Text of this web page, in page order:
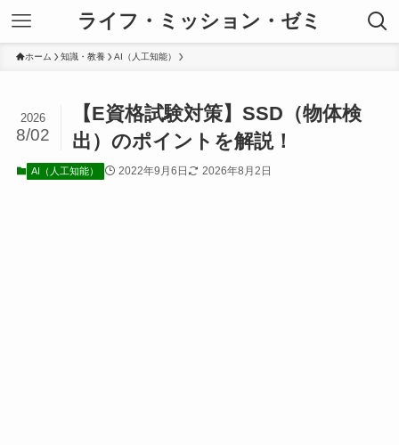
ライフ・ミッション・ゼミ
ホーム 知識・教養 AI（人工知能）
【E資格試験対策】SSD（物体検
出）のポイントを解説！
2026
8/02
AI（人工知能） 2022年9月6日 2026年8月2日